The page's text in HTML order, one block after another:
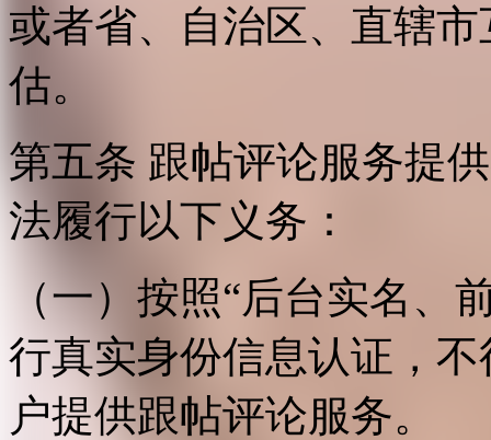
或者省、自治区、直辖
估。
第五条 跟帖评论服务提
法履行以下义务：
（一）按照“后台实名、
行真实身份信息认证，
户提供跟帖评论服务。